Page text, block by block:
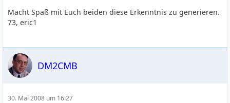
Macht Spaß mit Euch beiden diese Erkenntnis zu generieren.
73, eric1
DM2CMB
30. Mai 2008 um 16:27